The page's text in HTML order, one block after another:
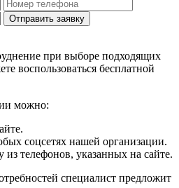
Отправить заявку
при выборе подходящих
воспользоваться бесплатной
можно:
соцсетях нашей организации.
телефонов, указанных на сайте.
специалист предложит